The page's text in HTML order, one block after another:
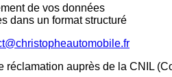
de vos données
dans un format structuré
auprès de la CNIL